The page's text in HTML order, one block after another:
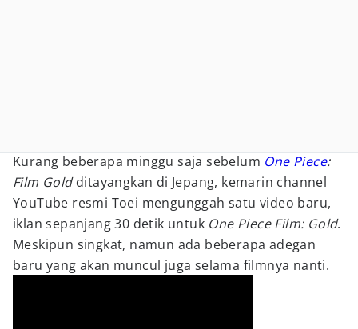
Kurang beberapa minggu saja sebelum One Piece:
Film Goldditayangkan di Jepang, kemarin channel
YouTube resmi Toei mengunggah satu video baru,
iklan sepanjang 30 detik untuk One Piece Film: Gold.
Meskipun singkat, namun ada beberapa adegan
baru yang akan muncul juga selama filmnya nanti.